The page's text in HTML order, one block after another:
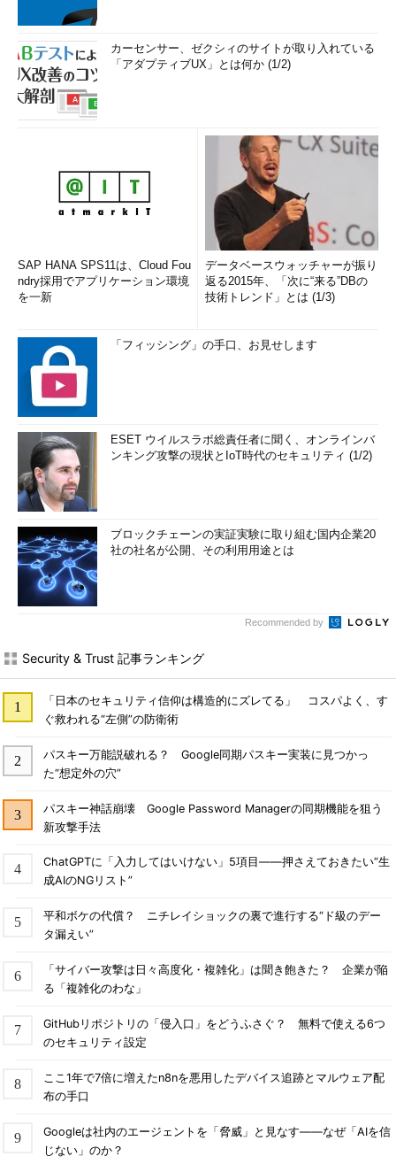
カーセンサー、ゼクシィのサイトが取り入れている
「アダプティブUX」とは何か (1/2)
SAP HANA SPS11は、Cloud Fou
ndry採用でアプリケーション環境
を一新
データベースウォッチャーが振り
返る2015年、「次に“来る”DBの
技術トレンド」とは (1/3)
「フィッシング」の手口、お見せします
ESET ウイルスラボ総責任者に聞く、オンラインバ
ンキング攻撃の現状とIoT時代のセキュリティ (1/2)
ブロックチェーンの実証実験に取り組む国内企業20
社の社名が公開、その利用用途とは
Recommended by
Security & Trust 記事ランキング
「日本のセキュリティ信仰は構造的にズレてる」 コスパよく、す
ぐ救われる“左側”の防衛術
パスキー万能説破れる？ Google同期パスキー実装に見つかっ
た“想定外の穴”
パスキー神話崩壊 Google Password Managerの同期機能を狙う
新攻撃手法
ChatGPTに「入力してはいけない」5項目――押さえておきたい“生
成AIのNGリスト”
平和ボケの代償？ ニチレイショックの裏で進行する“ド級のデー
タ漏えい”
「サイバー攻撃は日々高度化・複雑化」は聞き飽きた？ 企業が陥
る「複雑化のわな」
GitHubリポジトリの「侵入口」をどうふさぐ？ 無料で使える6つ
のセキュリティ設定
ここ1年で7倍に増えたn8nを悪用したデバイス追跡とマルウェア配
布の手口
Googleは社内のエージェントを「脅威」と見なす――なぜ「AIを信
じない」のか？